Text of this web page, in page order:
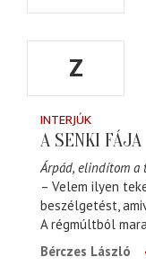
Z
INTERJÚK
A SENKI FÁJA
Árpád, elindítom a
– Velem ilyen
beszélgetést,
A régmúltból
Bérczes László